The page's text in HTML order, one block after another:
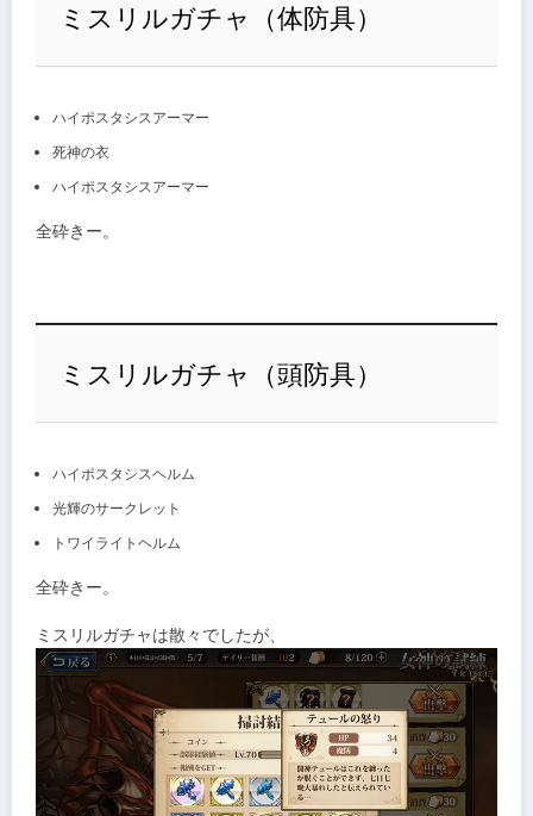
ミスリルガチャ（体防具）
ハイポスタシスアーマー
死神の衣
ハイポスタシスアーマー
全砕きー。
ミスリルガチャ（頭防具）
ハイポスタシスヘルム
光輝のサークレット
トワイライトヘルム
全砕きー。
ミスリルガチャは散々でしたが、